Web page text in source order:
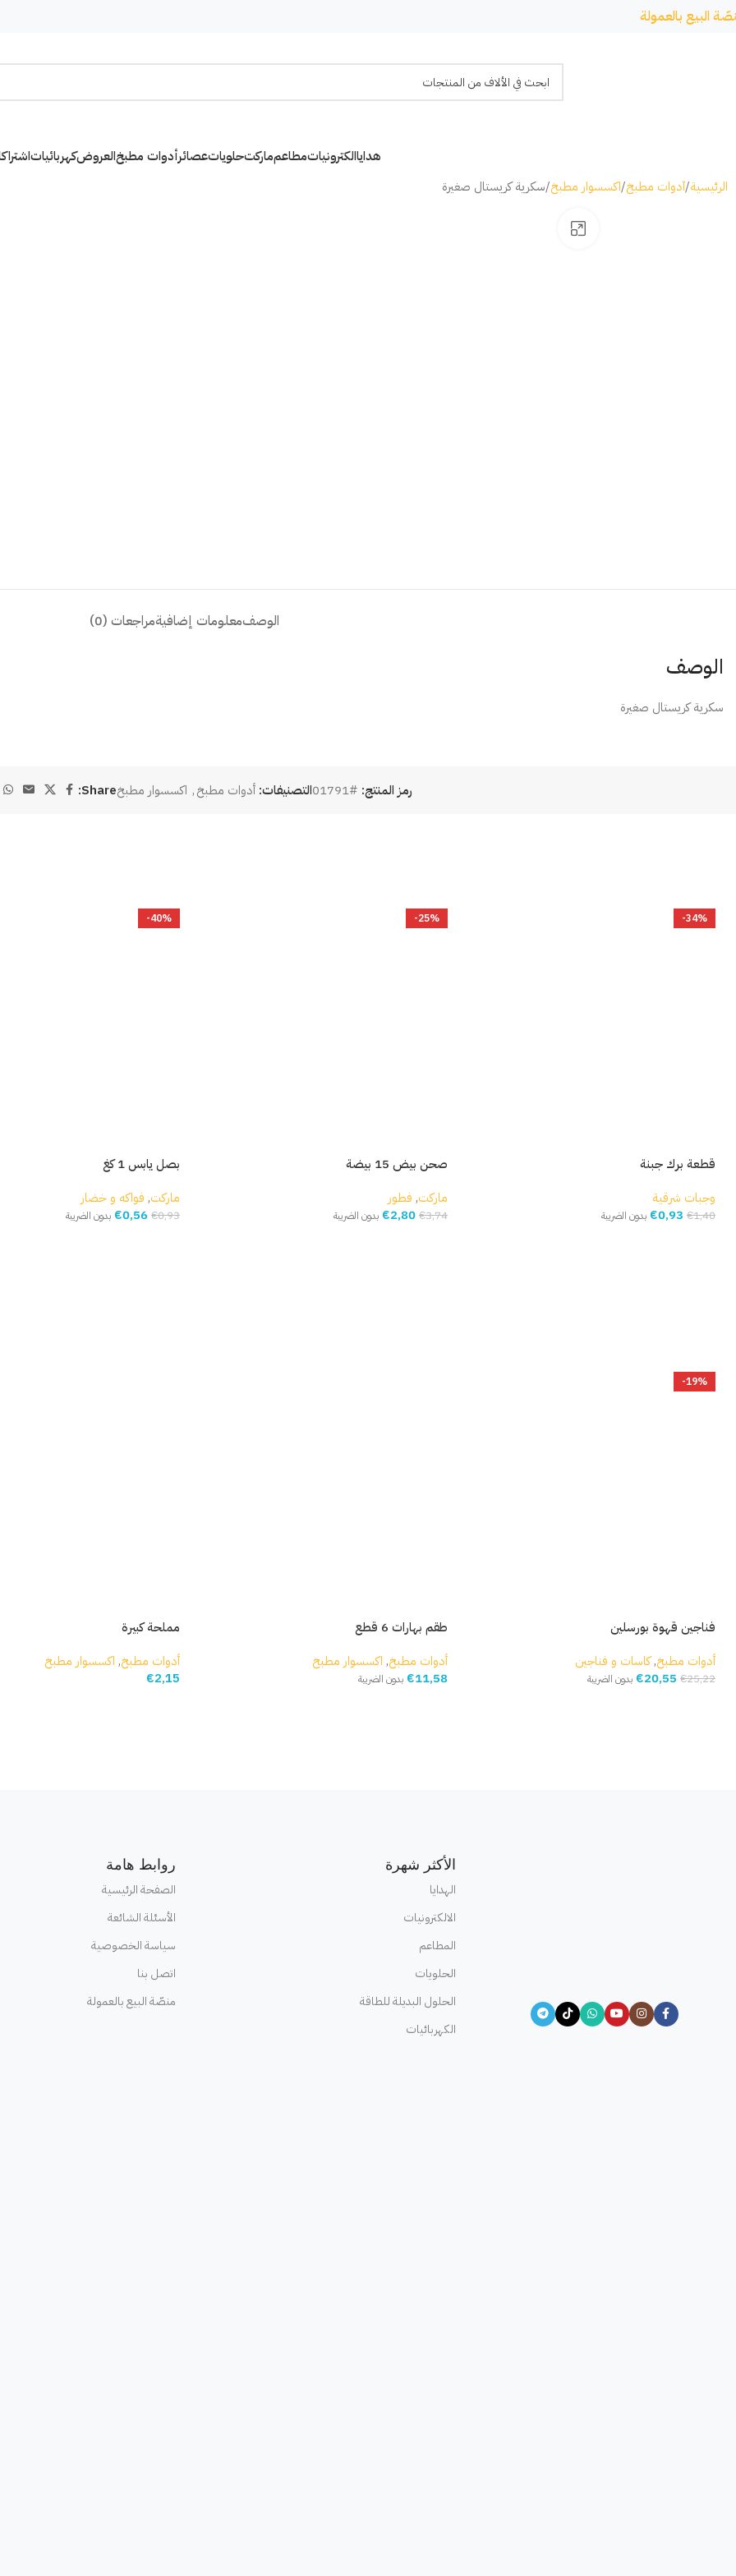
البيع بالعمولة
هداياالكترونياتمطاعمماركتحلوياتعصائرأدوات مطبخالعروضكهربائيات
الرئيسية أدوات مطبخ اكسسوار مطبخ سكرية كريستال صغيرة
الوصفمعلومات إضافيةمراجعات (0)
الوصف
سكرية كريستال صغيرة
رمز المنتج: #01791 التصنيفات: أدوات مطبخ, اكسسوار مطبخShare:
-34%
قطعة برك جبنة
وجبات شرقية
€1,40
€0,93 بدون الضريبة
-25%
صحن بيض 15 بيضة
ماركت, فطور
€3,74
€2,80 بدون الضريبة
-40%
بصل يابس 1 كغ
ماركت, فواكه و خضار
€0,93
€0,56 بدون الضريبة
-19%
فناجين قهوة بورسلين
أدوات مطبخ,كاسات و فناجين
€25,22
€20,55 بدون الضريبة
طقم بهارات 6 قطع
أدوات مطبخ, اكسسوار مطبخ
€11,58 بدون الضريبة
مملحة كبيرة
أدوات مطبخ, اكسسوار مطبخ
€2,15
الأكثر شهرة
الهدايا
الالكترونيات
المطاعم
الحلويات
الحلول البديلة للطاقة
الكهربائيات
روابط هامة
الصفحة الرئيسية
الأسئلة الشائعة
سياسة الخصوصية
اتصل بنا
منصّة البيع بالعمولة